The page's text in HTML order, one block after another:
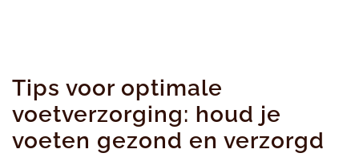
Tips voor optimale
voetverzorging: houd je
voeten gezond en verzorgd